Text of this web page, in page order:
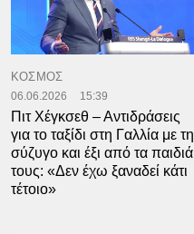
ΚΟΣΜΟΣ
06.06.2026 15:39
Πιτ Χέγκσεθ – Αντιδράσεις
για το ταξίδι στη Γαλλία με τη
σύζυγο και έξι από τα παιδιά
τους: «Δεν έχω ξαναδεί κάτι
τέτοιο»